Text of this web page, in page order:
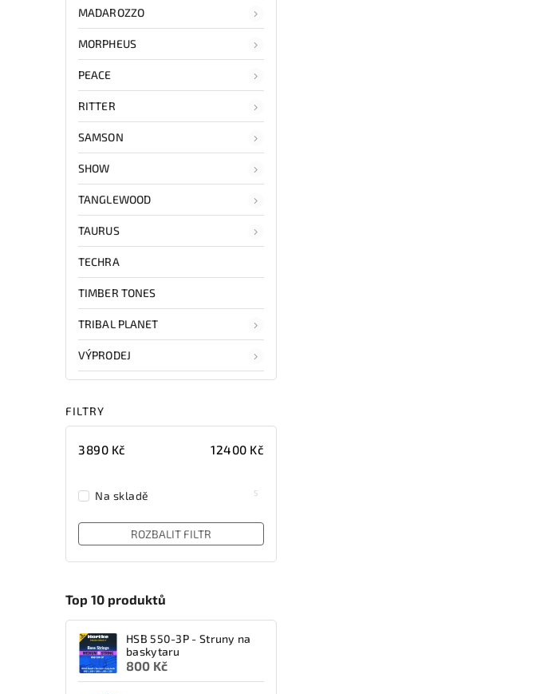
MADAROZZO
MORPHEUS
PEACE
RITTER
SAMSON
SHOW
TANGLEWOOD
TAURUS
TECHRA
TIMBER TONES
TRIBAL PLANET
VÝPRODEJ
FILTRY
3890 Kč 12400 Kč
Na skladě 5
ROZBALIT FILTR
Top 10 produktů
HSB 550-3P - Struny na
baskytaru
800 Kč